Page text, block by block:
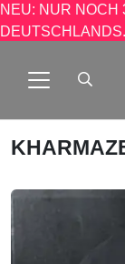
NEU: NUR NOCH
DEUTSCHLANDS.